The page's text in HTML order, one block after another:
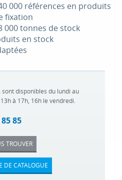
000 références en produits
fixation
000 tonnes de stock
en stock
disponibles du lundi au
à 17h, 16h le vendredi.
85
TROUVER
DE CATALOGUE